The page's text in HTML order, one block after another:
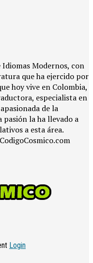
Idiomas Modernos, con
que ha ejercido por
hoy vive en Colombia,
especialista en
de la
pasión la ha llevado a
a esta área.
Login